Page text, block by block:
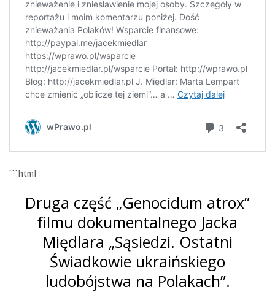
```html
Druga część „Genocidum atrox”
filmu dokumentalnego Jacka
Międlara „Sąsiedzi. Ostatni
Świadkowie ukraińskiego
ludobójstwa na Polakach”.